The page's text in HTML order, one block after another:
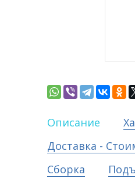
Описание
Доставка -
Сборка